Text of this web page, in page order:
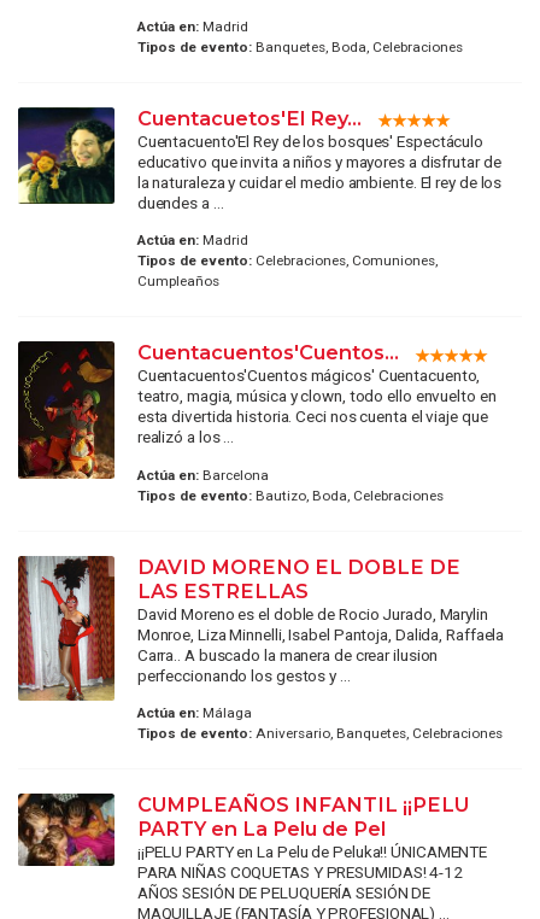
Actúa en:Madrid
Tipos de evento:Banquetes, Boda, Celebraciones
Cuentacuetos'El Rey...
Cuentacuento'El Rey de los bosques' Espectáculo
educativo que invita a niños y mayores a disfrutar de
la naturaleza y cuidar el medio ambiente. El rey de los
duendes a ...
Actúa en:Madrid
Tipos de evento:Celebraciones, Comuniones,
Cumpleaños
Cuentacuentos'Cuentos...
Cuentacuentos'Cuentos mágicos' Cuentacuento,
teatro, magia, música y clown, todo ello envuelto en
esta divertida historia. Ceci nos cuenta el viaje que
realizó a los ...
Actúa en:Barcelona
Tipos de evento:Bautizo, Boda, Celebraciones
DAVID MORENO EL DOBLE DE
LAS ESTRELLAS
David Moreno es el doble de Rocio Jurado, Marylin
Monroe, Liza Minnelli, Isabel Pantoja, Dalida, Raffaela
Carra.. A buscado la manera de crear ilusion
perfeccionando los gestos y ...
Actúa en:Málaga
Tipos de evento:Aniversario, Banquetes, Celebraciones
CUMPLEAÑOS INFANTIL ¡¡PELU
PARTY en La Pelu de Pel
¡¡PELU PARTY en La Pelu de Peluka!! ÚNICAMENTE
PARA NIÑAS COQUETAS Y PRESUMIDAS! 4-12
AÑOS SESIÓN DE PELUQUERÍA SESIÓN DE
MAQUILLAJE (FANTASÍA Y PROFESIONAL) ...